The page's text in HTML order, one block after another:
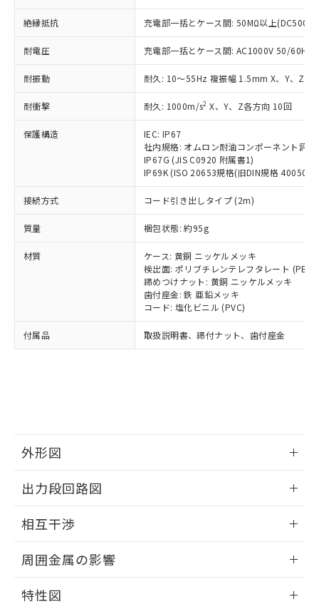
絶縁抵抗 充電部一括とケース間: 50MΩ以上(DC500V
耐電圧 充電部一括とケース間: AC1000V 50/60Hz
耐振動 耐久: 10～55Hz 複振幅 1.5mm X、Y、Z各
耐衝撃 耐久: 1000m/s2 X、Y、Z各方向 10回
保護構造
IEC: IP67
社内規格: オムロン耐油コンポーネント評
IP67G (JIS C0920 附属書1)
IP69K (ISO 20653規格(旧DIN規格 40050
接続方式 コード引き出しタイプ (2m)
質量 梱包状態: 約95g
材質
ケース: 黄銅 ニッケルメッキ
検出面: ポリブチレンテレフタレート (PBT)
締めつけナット: 黄銅 ニッケルメッキ
歯付座金: 鉄 亜鉛メッキ
コード: 塩化ビニル (PVC)
付属品 取扱説明書、締付ナット、歯付座金
外形図
外形図
出力段回路図
出力段回路図
相互干渉
相互干渉
周囲金属の影響
特性図
ことをご了承ください。
在庫状況および標準価格照会結果は、
記載している更新日時点での社内デー
タに基づき作成されるものであり、閲
覧された時点での実際の在庫および標
準価格とは異なる場合があることをご
了承ください。
正式な納期状況および標準価格はお客
様のお取引先、またはお客様担当のオ
ムロン制御機器販売店・当社販売員に
ご相談ください。
オムロン制御機器販売店や当社販売拠
販売ネットワーク
」をご確認
在庫状況および標準価格結果を当社の
事前の承諾なく第三者に漏洩または開
示しないようお願いします。
マイパーツ機能（部品リスト作成サー
ビス）をご利用いただくには、I-Web
メンバーズにご登録されている必要が
お客様が当ウェブサイト上で当社にご
登録された部品リストについて、当社
の共同利用に関して"
の「1.共同利
いたものが、含有品と判明した場合などや
むを得ず変更することがあります。
*EU RoHS指令（10物質）：
鉛(Pb) 1000ppm以下、 水銀(Hg) 1000ppm以下、 カド
ミウム(Cd) 100ppm以下、
六価クロム(Cr(Ⅵ)) 1000ppm以下、ポリ臭化ビフェニル
類(PBB) 1000ppm以下、ポリ臭化ジフェニルエーテル類
(PBDE) 1000ppm以下、フタル酸ビス(2-エチルヘキシ
ル) (DEHP)(別名：DOP) 1000ppm以下、フタル酸ブチ
ルベンジル（BBP） 1000ppm以下、フタル酸ジブチル
（DBP） 1000ppm以下、フタル酸ジイソブチル
但し、RoHS指令で産業用監視および制御機器に対する
フタル酸エステル類の４物質については閾値を超える意
部品在庫の切り替え状況などにより、予定
月が前後することがあります。
※3 非含有証明書ダウンロード
※本証明書は発行日時点で非含有を証明す
るもので、過去に遡って非含有を証明する
ものではありません。
また、RoHS指令のフタル酸エステル類４
物質の対応では、対応完了までの期間は出
荷製品に未対応品が混在することから備考
欄に対応日を記載しておりました。
していることから、特段のことがない限
り、2022年1月12日より割愛しておりま
す。
基準値を超えていることを示します。
「－」：未確認です。当社販売部門へお問
い合わせください。
*中国RoHS10物質の基準値 (GB/T26572)：
Pb(鉛) :1000ppm、 Hg(水銀) : 1000ppm、 Cd(カドミウ
Cr(Ⅵ)(六価クロム) : 1000ppm、 PBBs(ポリ臭化ビフェ
ニル類) : 1000ppm、 PBDEs(ポリ臭化ジフェニルエーテ
DBP(フタル酸ジブチル) : 1000ppm、 DIBP(フタル酸ジ
イソブチル) : 1000ppm、 BBP(フタル酸ブチルベンジ
DEHP(フタル酸ビス(2-エチルヘキシル)) : 1000ppm
※2 環境保護使用期限
「ｅ」：有害物質（10物質）のすべてが基
準値以下であることを示します。
「10」：通常の使用状況下において有害物
質が外部に漏えいし、環境に深刻な影響を
及ぼさない年数を意味します。
「－」：未確認です。当社販売部門へお問
い合わせください。
当社は、これら貴社製品のうち、外国
為替および外国貿易法に定める商品
（以下｢規制貨物等」という）を輸出
または国外への提供する場合は、日本
国政府の輸出許可(または役務取引許
可)を取得するなどの必要な手続きを
当社は規制貨物を破棄する場合は、完
全に破砕するなど、違法に輸出されな
いよう必要な手段を講じます。
当社は貴社製品を、核兵器、ミサイ
ル、化学兵器、生物兵器またはその他
武器並びにこれらの製造装置等に一切
使用いたしません。
当社は、貴社製品を第三者に販売する
場合は、上記1、2および3の内容を当
該第三者に通知します。また当社は、
販売先および販売に係わる関係者が違
法に輸出するおそれがある場合は、取
り引きをいたしません。
一定数以上の在庫あり
一定数には満たないが在庫あり
在庫なし(最新の在庫状況につ
いては、お客様のお取引先、ま
たはお客様担当のオムロン制御
機器販売店・当社販売員にご確
認ください)
受注生産機種、また在庫状況の
情報を公開していない機種